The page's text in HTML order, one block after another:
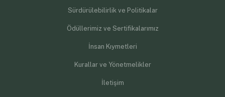
Sürdürülebilirlik ve Politikalar
Ödüllerimiz ve Sertifikalarımız
İnsan Kıymetleri
Kurallar ve Yönetmelikler
İletişim